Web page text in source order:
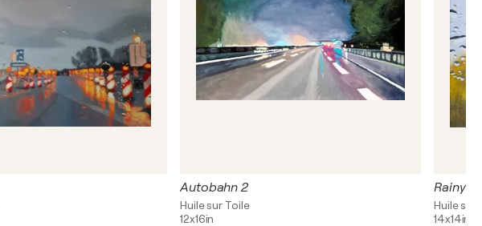
Autobahn 2
Huile sur Toile
12x16in
Rainy
Huile sur
14x14in